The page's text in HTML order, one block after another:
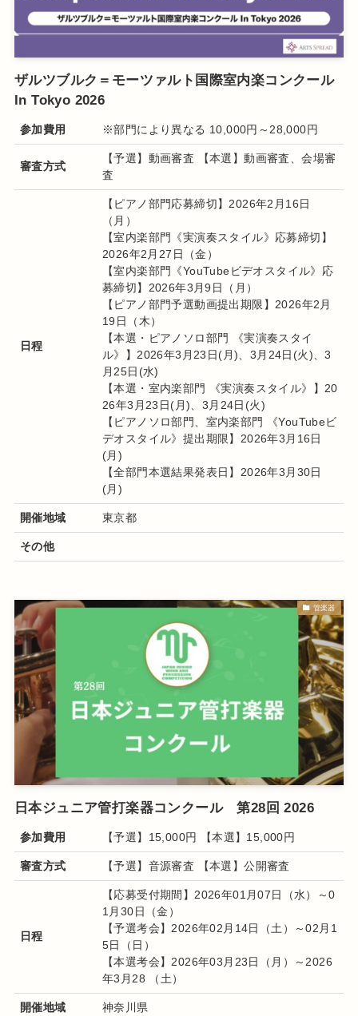
ザルツブルク＝モーツァルト国際室内楽コンクール
In Tokyo 2026
参加費用 ※部門により異なる 10,000円～28,000円
審査方式
【予選】動画審査 【本選】動画審査、会場審
査
日程
【ピアノ部門応募締切】2026年2月16日
（月）
【室内楽部門《実演奏スタイル》応募締切】
2026年2月27日（金）
【室内楽部門《YouTubeビデオスタイル》応
募締切】2026年3月9日（月）
【ピアノ部門予選動画提出期限】2026年2月
19日（木）
【本選・ピアノソロ部門 《実演奏スタイ
ル》】2026年3月23日(月)、3月24日(火)、3
月25日(水)
【本選・室内楽部門 《実演奏スタイル》】20
26年3月23日(月)、3月24日(火)
【ピアノソロ部門、室内楽部門 《YouTubeビ
デオスタイル》提出期限】2026年3月16日
(月)
【全部門本選結果発表日】2026年3月30日
(月)
開催地域 東京都
その他
管楽器
日本ジュニア管打楽器コンクール 第28回 2026
参加費用 【予選】15,000円 【本選】15,000円
審査方式 【予選】音源審査 【本選】公開審査
日程
【応募受付期間】2026年01月07日（水）～0
1月30日（金）
【予選考会】2026年02月14日（土）～02月1
5日（日）
【本選考会】2026年03月23日（月）～2026
年3月28 （土）
開催地域 神奈川県